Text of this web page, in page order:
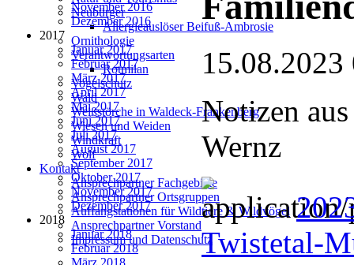
Neubürger
Allergieauslöser Beifuß-Ambrosie
Ornithologie
Verantwortungsarten
Rotmilan
Vogelschutz
Wald
Weißstörche in Waldeck-Frankenberg
Wiesen und Weiden
Windkraft
Wolf
Kontakt
Ansprechpartner Fachgebiete
Ansprechpartner Ortsgruppen
Auffangstationen für Wildtiere & Wildvögel
Ansprechpartner Vorstand
Impressum und Datenschutz
November 2016
Dezember 2016
2017
Januar 2017
Februar 2017
März 2017
April 2017
Mai 2017
Juni 2017
Juli 2017
August 2017
September 2017
Oktober 2017
November 2017
Dezember 2017
2018
Januar 2018
Februar 2018
März 2018
15.08.2023
Notizen
Wernz
Twistetal-